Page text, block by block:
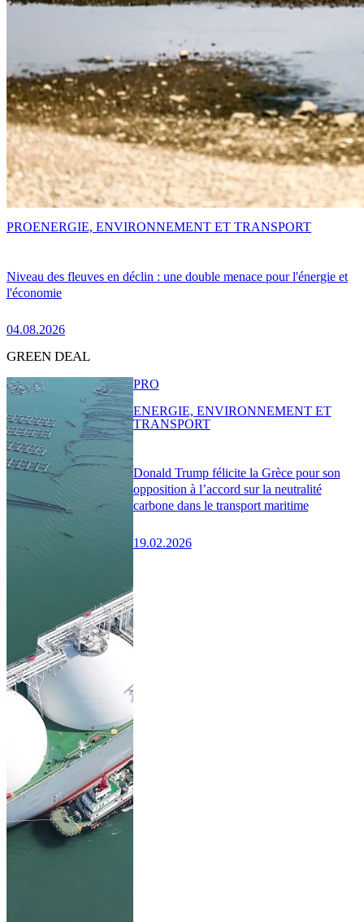
Niveau des fleuves en déclin : une double menace pour l'énergie et
l'économie
04.08.2026
PROENERGIE, ENVIRONNEMENT ET TRANSPORT
GREEN DEAL
Donald Trump félicite la Grèce pour son
opposition à l’accord sur la neutralité
carbone dans le transport maritime
19.02.2026
PRO
ENERGIE, ENVIRONNEMENT ET
TRANSPORT